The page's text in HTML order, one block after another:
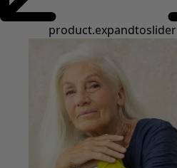
product.expandtoslider